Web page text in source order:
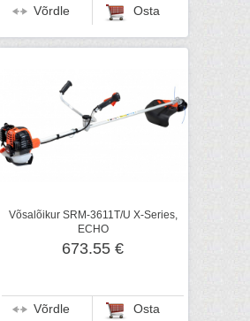
Võrdle Osta
Võsalõikur SRM-3611T/U X-Series,
ECHO
673.55 €
Võrdle Osta